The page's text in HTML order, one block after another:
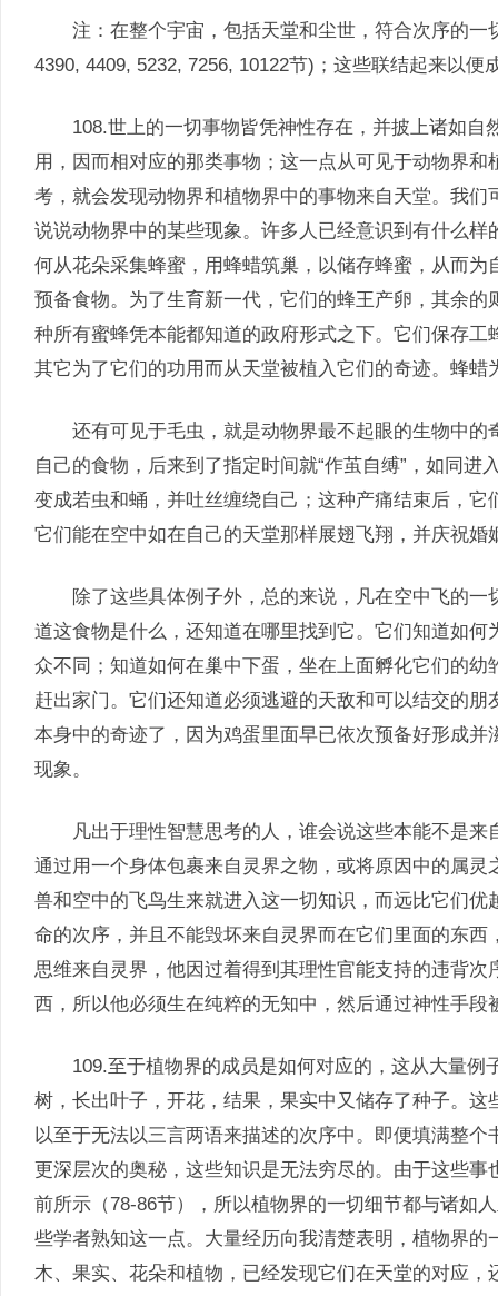
注：在整个宇宙，包括天堂和尘世，符合次序的一
4390, 4409, 5232, 7256, 10122节)；这些联结起来以便
108.世上的一切事物皆凭神性存在，并披上诸如自
用，因而相对应的那类事物；这一点从可见于动物界
考，就会发现动物界和植物界中的事物来自天堂。我
说说动物界中的某些现象。许多人已经意识到有什么
何从花朵采集蜂蜜，用蜂蜡筑巢，以储存蜂蜜，从而
预备食物。为了生育新一代，它们的蜂王产卵，其余
种所有蜜蜂凭本能都知道的政府形式之下。它们保存
其它为了它们的功用而从天堂被植入它们的奇迹。蜂
还有可见于毛虫，就是动物界最不起眼的生物中的
自己的食物，后来到了指定时间就“作茧自缚”，如同
变成若虫和蛹，并吐丝缠绕自己；这种产痛结束后，
它们能在空中如在自己的天堂那样展翅飞翔，并庆祝婚
除了这些具体例子外，总的来说，凡在空中飞的一
道这食物是什么，还知道在哪里找到它。它们知道如
众不同；知道如何在巢中下蛋，坐在上面孵化它们的
赶出家门。它们还知道必须逃避的天敌和可以结交的
本身中的奇迹了，因为鸡蛋里面早已依次预备好形成
现象。
凡出于理性智慧思考的人，谁会说这些本能不是来
通过用一个身体包裹来自灵界之物，或将原因中的属
兽和空中的飞鸟生来就进入这一切知识，而远比它们
命的次序，并且不能毁坏来自灵界而在它们里面的东
思维来自灵界，他因过着得到其理性官能支持的违背
西，所以他必须生在纯粹的无知中，然后通过神性手段
109.至于植物界的成员是如何对应的，这从大量例
树，长出叶子，开花，结果，果实中又储存了种子。
以至于无法以三言两语来描述的次序中。即便填满整
更深层次的奥秘，这些知识是无法穷尽的。由于这些
前所示（78-86节），所以植物界的一切细节都与诸如
些学者熟知这一点。大量经历向我清楚表明，植物界
木、果实、花朵和植物，已经发现它们在天堂的对应